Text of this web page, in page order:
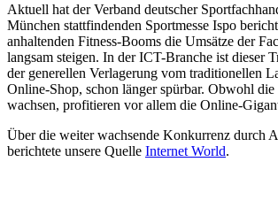
Aktuell hat der Verband deutscher
München stattfindenden Sportmesse Ispo
anhaltenden Fitness-Booms die Umsätze der
langsam steigen. In der ICT-Branche ist dieser
der generellen Verlagerung vom traditionellen
Online-Shop, schon länger spürbar. Obwohl die
wachsen, profitieren vor allem die Online-
Über die weiter wachsende Konkurrenz durch
berichtete unsere Quelle Internet World.